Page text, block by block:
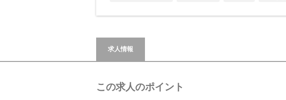
求人情報
この求人のポイント